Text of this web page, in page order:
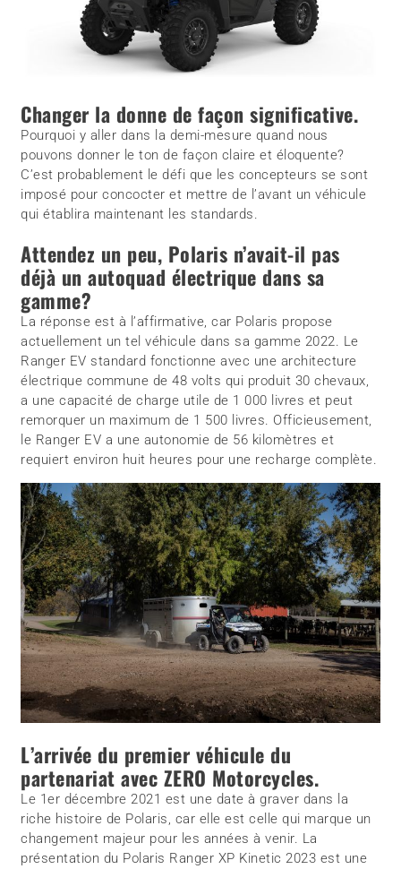
Changer la donne de façon significative.
Pourquoi y aller dans la demi-mesure quand nous
pouvons donner le ton de façon claire et éloquente?
C’est probablement le défi que les concepteurs se sont
imposé pour concocter et mettre de l’avant un véhicule
qui établira maintenant les standards.
Attendez un peu, Polaris n’avait-il pas
déjà un autoquad électrique dans sa
gamme?
La réponse est à l’affirmative, car Polaris propose
actuellement un tel véhicule dans sa gamme 2022. Le
Ranger EV standard fonctionne avec une architecture
électrique commune de 48 volts qui produit 30 chevaux,
a une capacité de charge utile de 1 000 livres et peut
remorquer un maximum de 1 500 livres. Officieusement,
le Ranger EV a une autonomie de 56 kilomètres et
requiert environ huit heures pour une recharge complète.
L’arrivée du premier véhicule du
partenariat avec ZERO Motorcycles.
Le 1er décembre 2021 est une date à graver dans la
riche histoire de Polaris, car elle est celle qui marque un
changement majeur pour les années à venir. La
présentation du Polaris Ranger XP Kinetic 2023 est une